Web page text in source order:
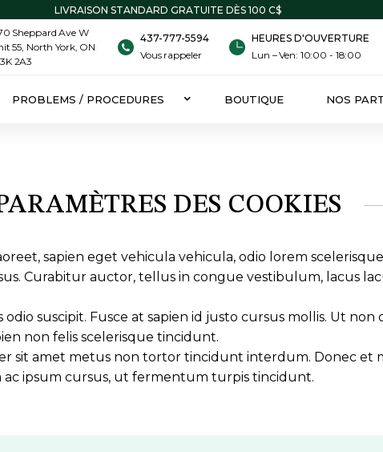
LIVRAISON STANDARD GRATUITE DÈS 100 C$
Sheppard Ave W
55, North York, ON
2A3
437-777-5594
Vous rappeler
HEURES D'OUVERTURE
Lun – Ven: 10:00 - 18:00
PROBLEMS / PROCEDURES BOUTIQUE NOS
DES COOKIES
sapien eget vehicula vehicula, odio lorem
Curabitur auctor, tellus in congue vestibulum, lacus
suscipit. Fusce at sapien id justo cursus mollis. Ut
non felis scelerisque tincidunt.
sit amet metus non tortor tincidunt interdum. Donec et
ac ipsum cursus, ut fermentum turpis tincidunt.